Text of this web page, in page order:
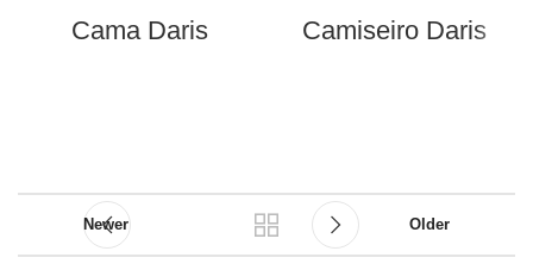
Cama Daris Camiseiro Daris
Newer Older